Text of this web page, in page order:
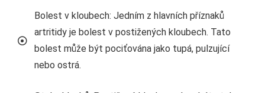
Bolest v kloubech: Jedním z hlavních příznaků
artritidy je bolest v postižených kloubech. Tato
bolest může být pociťována jako tupá, pulzující
nebo ostrá.